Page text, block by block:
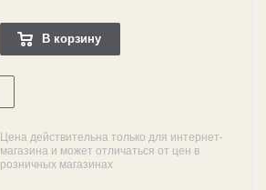
В корзину
Цена действительна только для интернет-
магазина и может отличаться от цен в
розничных магазинах